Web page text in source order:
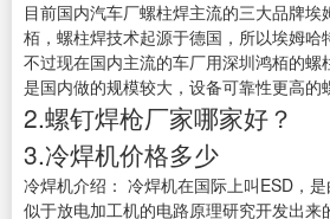
目前国内汽车厂螺柱焊主流的三大品牌
栢，螺柱焊技术起源于德国，所以埃姆哈
不过现在国内主流的车厂用深圳鸿栢的螺
是国内做的规模较大，设备可靠性更高的
2.螺钉焊枪厂家哪家好？
3.冷焊机价格多少
冷焊机介绍： 冷焊机在国际上叫ESD，
似于放电加工机的电路原理研究开发出来